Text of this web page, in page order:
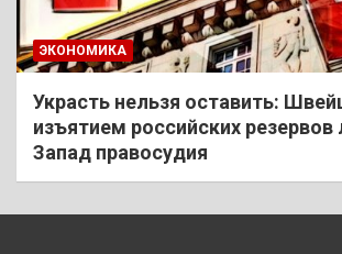
ЭКОНОМИКА
Украсть нельзя оставить:
изъятием российских
Запад правосудия